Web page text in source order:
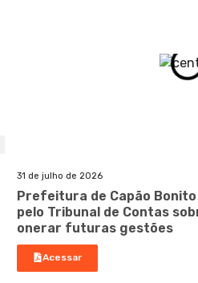
31 de julho de 2026
Prefeitura de Capão
pelo Tribunal de Contas
onerar futuras gestões
Acessar